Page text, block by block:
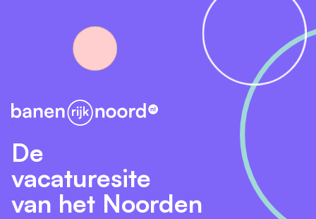
De
vacaturesite
van het Noorden